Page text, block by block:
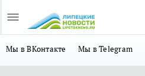
Мы в ВКонтакте Мы в Telegram